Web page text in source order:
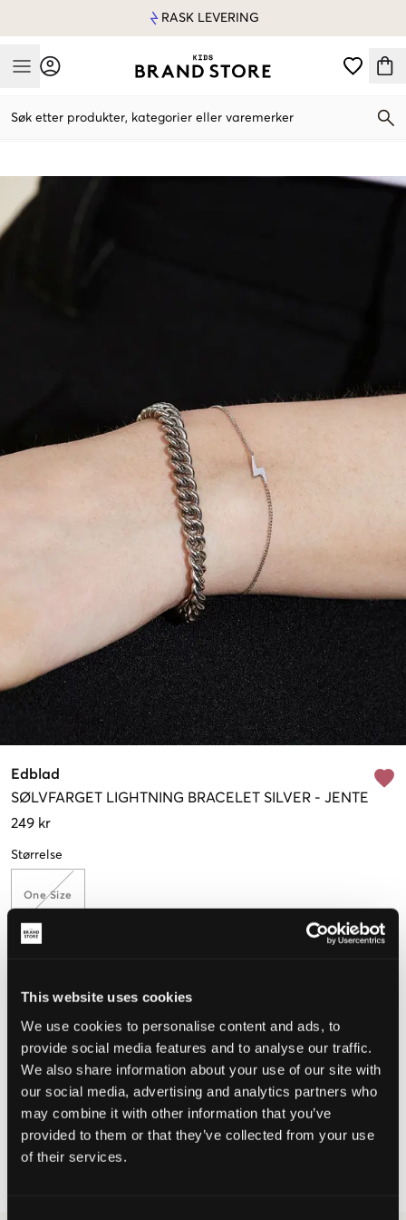
This website uses cookies
We use cookies to personalise content and ads, to
provide social media features and to analyse our traffic.
We also share information about your use of our site with
our social media, advertising and analytics partners who
may combine it with other information that you’ve
provided to them or that they’ve collected from your use
of their services.
RASK LEVERING
Mobile Menu
Søk etter produkter, kategorier eller varemerker
Edblad
SØLVFARGET LIGHTNING BRACELET SILVER - JENTE
249 kr
Størrelse
One Size
VELG EN STØRRELSE
Rask levering